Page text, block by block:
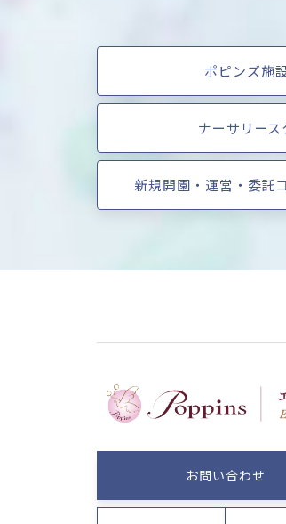
ポピンズ施
ナーサリース
新規開園・運営・委託
お問い合わせ